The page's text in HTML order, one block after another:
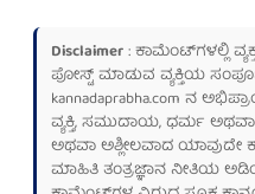
Disclaimer: ಕಾಮೆಂಟ್‌ಗಳಲ್ಲಿ
ಪೋಸ್ಟ್ ಮಾಡುವ ವ್ಯಕ್ತಿಯ
kannadaprabha.com ನ
ವ್ಯಕ್ತಿ, ಸಮುದಾಯ, ಧರ್ಮ
ಅಥವಾ ಅಶ್ಲೀಲವಾದ ಯಾವುದೇ
ಮಾಹಿತಿ ತಂತ್ರಜ್ಞಾನ ನೀತಿಯ